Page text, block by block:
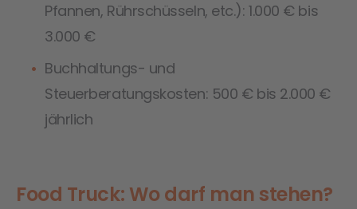
Pfannen, Rührschüsseln, etc.): 1.000 € bis
3.000 €
Buchhaltungs- und
Steuerberatungskosten: 500 € bis 2.000 €
jährlich
Food Truck: Wo darf man stehen?